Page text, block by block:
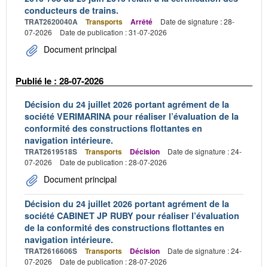
conducteurs de trains.
TRAT2620040A Transports Arrêté
Date de signature : 28-
07-2026
Date de publication : 31-07-2026
Document principal
Publié le : 28-07-2026
Décision du 24 juillet 2026 portant agrément de la
société VERIMARINA pour réaliser l’évaluation de la
conformité des constructions flottantes en
navigation intérieure.
TRAT2619518S Transports Décision
Date de signature : 24-
07-2026
Date de publication : 28-07-2026
Document principal
Décision du 24 juillet 2026 portant agrément de la
société CABINET JP RUBY pour réaliser l’évaluation
de la conformité des constructions flottantes en
navigation intérieure.
TRAT2616606S Transports Décision
Date de signature : 24-
07-2026
Date de publication : 28-07-2026